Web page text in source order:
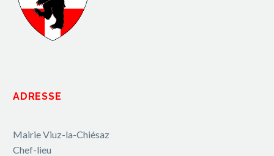
ADRESSE
Mairie Viuz-la-Chiésaz
Chef-lieu